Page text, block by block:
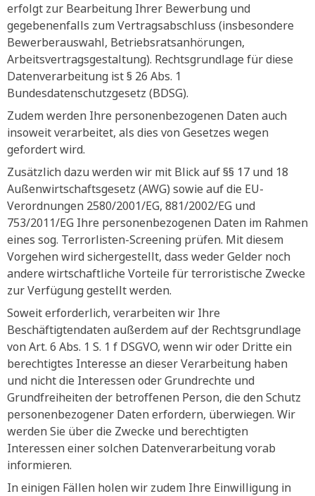
erfolgt zur Bearbeitung Ihrer Bewerbung und
gegebenenfalls zum Vertragsabschluss (insbesondere
Bewerberauswahl, Betriebsratsanhörungen,
Arbeitsvertragsgestaltung). Rechtsgrundlage für diese
Datenverarbeitung ist § 26 Abs. 1
Bundesdatenschutzgesetz (BDSG).
Zudem werden Ihre personenbezogenen Daten auch
insoweit verarbeitet, als dies von Gesetzes wegen
gefordert wird.
Zusätzlich dazu werden wir mit Blick auf §§ 17 und 18
Außenwirtschaftsgesetz (AWG) sowie auf die EU-
Verordnungen 2580/2001/EG, 881/2002/EG und
753/2011/EG Ihre personenbezogenen Daten im Rahmen
eines sog. Terrorlisten-Screening prüfen. Mit diesem
Vorgehen wird sichergestellt, dass weder Gelder noch
andere wirtschaftliche Vorteile für terroristische Zwecke
zur Verfügung gestellt werden.
Soweit erforderlich, verarbeiten wir Ihre
Beschäftigtendaten außerdem auf der Rechtsgrundlage
von Art. 6 Abs. 1 S. 1 f DSGVO, wenn wir oder Dritte ein
berechtigtes Interesse an dieser Verarbeitung haben
und nicht die Interessen oder Grundrechte und
Grundfreiheiten der betroffenen Person, die den Schutz
personenbezogener Daten erfordern, überwiegen. Wir
werden Sie über die Zwecke und berechtigten
Interessen einer solchen Datenverarbeitung vorab
informieren.
In einigen Fällen holen wir zudem Ihre Einwilligung in